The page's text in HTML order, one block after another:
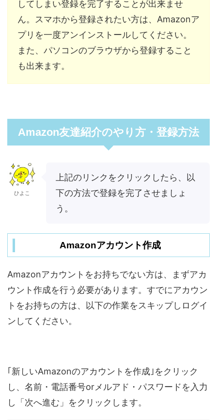
してしまい登録を完了することが出来ませ
ん。スマホから登録されたい方は、Amazonア
プリを一度アンインストールしてください。
また、パソコンのブラウザから登録すること
も出来ます。
Amazon友達紹介のやり方・登録方法
ひよこ
上記のリンクをクリックしたら、以
下の方法で登録を完了させましょ
う。
Amazonアカウント作成
Amazonアカウントをお持ちでない方は、まずアカ
ウント作成を行う必要があります。すでにアカウン
トをお持ちの方は、以下の作業をスキップしログイ
ンしてください。
｢新しいAmazonのアカウントを作成｣をクリック
し、名前・電話番号orメルアド・パスワードを入力
し「次へ進む」をクリックします。